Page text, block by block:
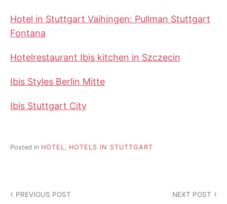
Hotel in Stuttgart Vaihingen: Pullman Stuttgart
Fontana
Hotelrestaurant Ibis kitchen in Szczecin
Ibis Styles Berlin Mitte
Ibis Stuttgart City
Posted in HOTEL, HOTELS IN STUTTGART
PREVIOUS POST NEXT POST